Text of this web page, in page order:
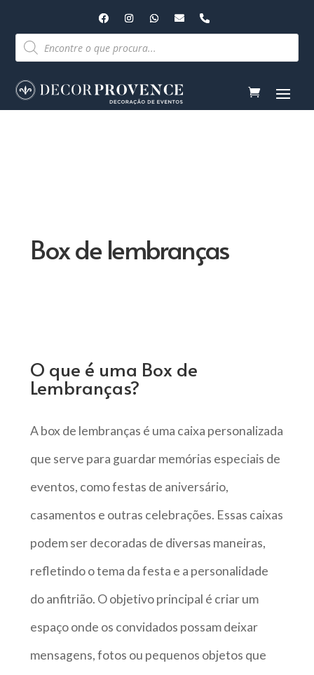
Pesquisar
produtos
Box de lembranças
O que é uma Box de
Lembranças?
A box de lembranças é uma caixa personalizada
que serve para guardar memórias especiais de
eventos, como festas de aniversário,
casamentos e outras celebrações. Essas caixas
podem ser decoradas de diversas maneiras,
refletindo o tema da festa e a personalidade
do anfitrião. O objetivo principal é criar um
espaço onde os convidados possam deixar
mensagens, fotos ou pequenos objetos que